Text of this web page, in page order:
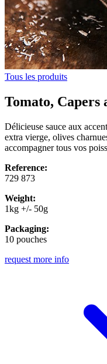
Tous les produits
Tomato, Capers
Délicieuse sauce aux
extra vierge, olives
accompagner tous vos
Reference:
729 873
Weight:
1kg +/- 50g
Packaging:
10 pouches
request more info